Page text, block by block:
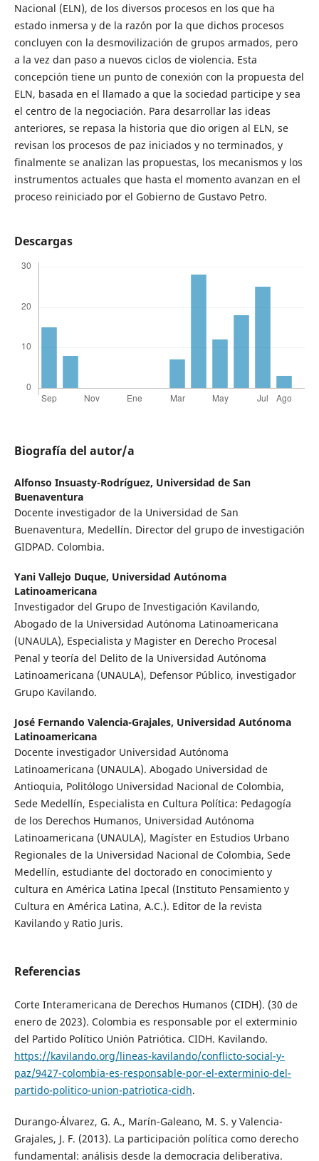
Nacional (ELN), de los diversos procesos en los que ha
estado inmersa y de la razón por la que dichos procesos
concluyen con la desmovilización de grupos armados, pero
a la vez dan paso a nuevos ciclos de violencia. Esta
concepción tiene un punto de conexión con la propuesta del
ELN, basada en el llamado a que la sociedad participe y sea
el centro de la negociación. Para desarrollar las ideas
anteriores, se repasa la historia que dio origen al ELN, se
revisan los procesos de paz iniciados y no terminados, y
finalmente se analizan las propuestas, los mecanismos y los
instrumentos actuales que hasta el momento avanzan en el
proceso reiniciado por el Gobierno de Gustavo Petro.
Descargas
Biografía del autor/a
Alfonso Insuasty-Rodríguez, Universidad de San
Buenaventura
Docente investigador de la Universidad de San
Buenaventura, Medellín. Director del grupo de investigación
GIDPAD. Colombia.
Yani Vallejo Duque, Universidad Autónoma
Latinoamericana
Investigador del Grupo de Investigación Kavilando,
Abogado de la Universidad Autónoma Latinoamericana
(UNAULA), Especialista y Magister en Derecho Procesal
Penal y teoría del Delito de la Universidad Autónoma
Latinoamericana (UNAULA), Defensor Público, investigador
Grupo Kavilando.
José Fernando Valencia-Grajales, Universidad Autónoma
Latinoamericana
Docente investigador Universidad Autónoma
Latinoamericana (UNAULA). Abogado Universidad de
Antioquia, Politólogo Universidad Nacional de Colombia,
Sede Medellín, Especialista en Cultura Política: Pedagogía
de los Derechos Humanos, Universidad Autónoma
Latinoamericana (UNAULA), Magíster en Estudios Urbano
Regionales de la Universidad Nacional de Colombia, Sede
Medellín, estudiante del doctorado en conocimiento y
cultura en América Latina Ipecal (Instituto Pensamiento y
Cultura en América Latina, A.C.). Editor de la revista
Kavilando y Ratio Juris.
Referencias
Corte Interamericana de Derechos Humanos (CIDH). (30 de
enero de 2023). Colombia es responsable por el exterminio
del Partido Político Unión Patriótica. CIDH. Kavilando.
https://kavilando.org/lineas-kavilando/conflicto-social-y-
paz/9427-colombia-es-responsable-por-el-exterminio-del-
partido-politico-union-patriotica-cidh.
Durango-Álvarez, G. A., Marín-Galeano, M. S. y Valencia-
Grajales, J. F. (2013). La participación política como derecho
fundamental: análisis desde la democracia deliberativa.